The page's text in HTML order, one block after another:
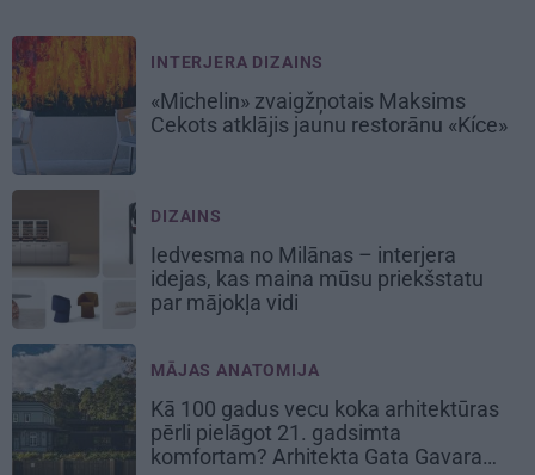
INTERJERA DIZAINS
«Michelin» zvaigžņotais Maksims
Cekots atklājis jaunu restorānu «Kíce»
DIZAINS
Iedvesma no Milānas – interjera
idejas, kas maina mūsu priekšstatu
par mājokļa vidi
MĀJAS ANATOMIJA
Kā 100 gadus vecu koka arhitektūras
pērli pielāgot 21. gadsimta
komfortam? Arhitekta Gata Gavara